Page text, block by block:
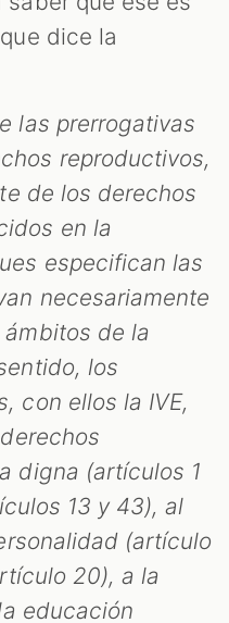
dice la
las prerrogativas
reproductivos,
de los derechos
en la
especifican las
necesariamente
de la
los
con ellos la IVE,
digna (artículos 1
13 y 43), al
(artículo
20), a la
educación